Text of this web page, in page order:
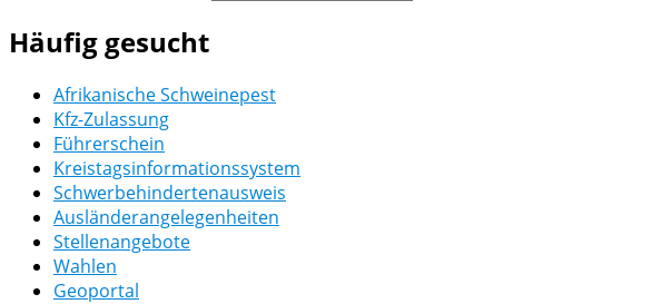
Häufig gesucht
Afrikanische Schweinepest
Kfz-Zulassung
Führerschein
Kreistagsinformationssystem
Schwerbehindertenausweis
Ausländerangelegenheiten
Stellenangebote
Wahlen
Geoportal